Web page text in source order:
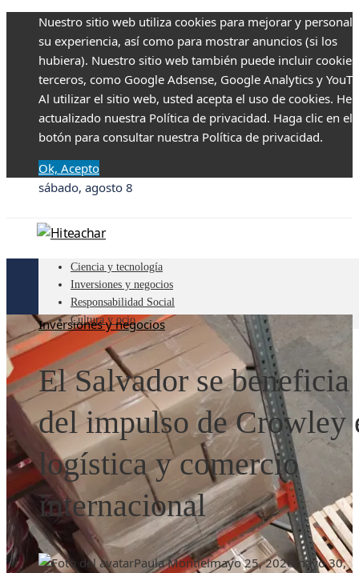
Nuestro sitio web utiliza cookies para mejorar y
su experiencia, así como para mostrar anuncios (si los
hubiera). Nuestro sitio web también puede incluir
terceros, como Google Adsense, Google Analytics y
Al utilizar el sitio web, usted acepta el uso de cookies.
actualizado nuestra Política de privacidad. Haga clic en el
botón para consultar nuestra Política de privacidad.
Ok, Acepto
sábado, agosto 8
Ciencia y tecnología
Inversiones y negocios
Responsabilidad Social
Cultura y ocio
Inversiones y negocios
El Salvador se beneficia
del impulso de Crowley
logística y comercio
internacional
Paula Montielmayo 25, 2026 mayo 30,